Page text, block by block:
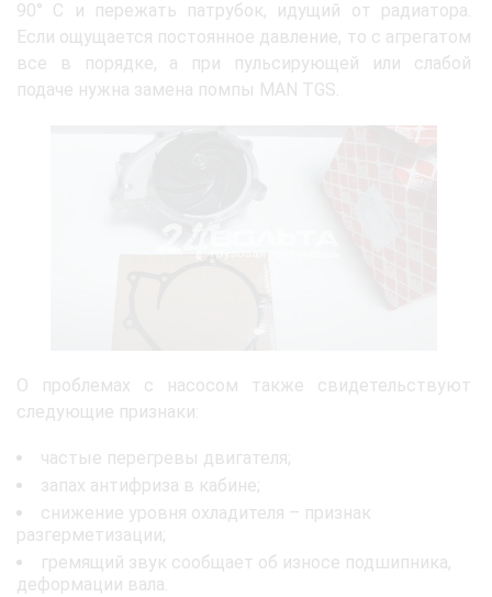
90° C и пережать патрубок, идущий от радиатора.
Если ощущается постоянное давление, то с агрегатом
все в порядке, а при пульсирующей или слабой
подаче нужна замена помпы MAN TGS.
О проблемах с насосом также свидетельствуют
следующие признаки:
частые перегревы двигателя;
запах антифриза в кабине;
снижение уровня охладителя – признак
разгерметизации;
гремящий звук сообщает об износе подшипника,
деформации вала.